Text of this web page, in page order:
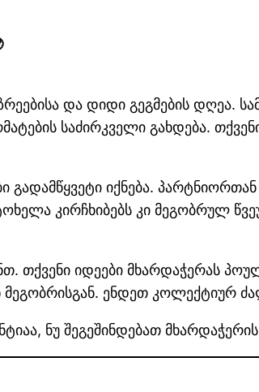
და დიდი გეგმების დღეა.
საძირკველი გახდება.
იქნება.
კირჩხიბებს კი მეგობრულ
თქვენი იდეები მხარდაჭერას
ენდეთ კოლექტიურ
ნუ შეგეშინდებათ